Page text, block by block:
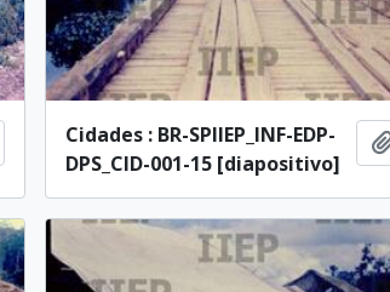
Añadir al portapapeles
Cidades : BR-SPIIEP_INF-EDP-
DPS_CID-001-15 [diapositivo]